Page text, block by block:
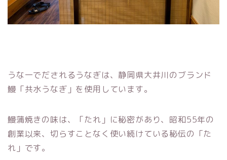
うな一でだされるうなぎは、静岡県大井川のブランド
鰻「共水うなぎ 」を使用しています。
鰻蒲焼きの味は、「たれ」に秘密があり、昭和55年の
創業以来、切らすことなく使い続けている秘伝の「た
れ」です。